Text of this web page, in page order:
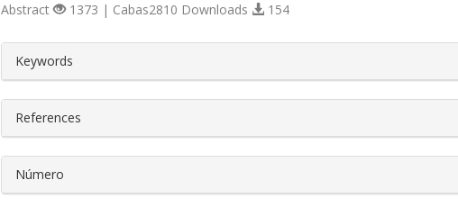
Abstract 1373 | Cabas2810 Downloads 154
##plugins.themes.bootstrap3.article.details##
Keywords
References
Número